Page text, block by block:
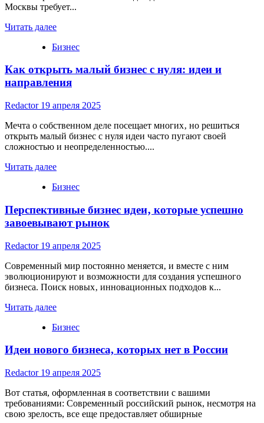
Москвы требует...
Читать далееRead
about
идеи
для
малого
бизнеса
с
Москвы
Бизнес
Как открыть малый бизнес с нуля: идеи и
направления
Redactor 19 апреля 2025
Мечта о собственном деле посещает многих‚ но решиться
открыть малый бизнес с нуля идеи часто пугают своей
сложностью и неопределенностью....
Читать далееRead
about
открыть
малый
бизнес
нуля:
идеи
и
направления
Бизнес
Перспективные бизнес идеи‚ которые успешно
завоевывают рынок
Redactor 19 апреля 2025
Современный мир постоянно меняется‚ и вместе с ним
эволюционируют и возможности для создания успешного
бизнеса. Поиск новых‚ инновационных подходов к...
Читать далееRead
about
бизнес
которые
успешно
завоевывают
рынок
Бизнес
Идеи нового бизнеса, которых нет в России
Redactor 19 апреля 2025
Вот статья, оформленная в соответствии с вашими
требованиями: Современный российский рынок, несмотря на
свою зрелость, все еще предоставляет обширные